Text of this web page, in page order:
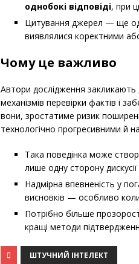
однобокі відповіді, при
Цитування джерел — ще
виявлялися коректними
Чому це важливо
Автори дослідження закликають
механізмів перевірки фактів і
вони, зростатиме ризик
технологічно прогресивними й
Така поведінка може
лише одну сторону
Надмірна впевненість у
висновків — особливо
Потрібно більше
кращі методи
ШТУЧНИЙ ІНТЕЛЕКТ